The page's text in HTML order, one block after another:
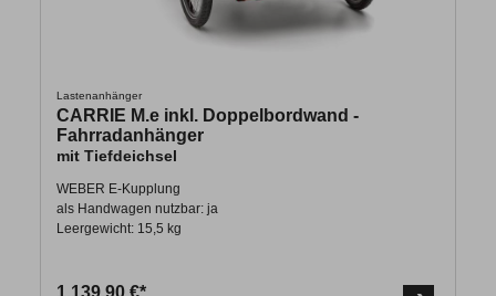
Lastenanhänger
CARRIE M.e inkl. Doppelbordwand -
Fahrradanhänger
mit Tiefdeichsel
WEBER E-Kupplung
als Handwagen nutzbar: ja
Leergewicht: 15,5 kg
1.139,90 €*